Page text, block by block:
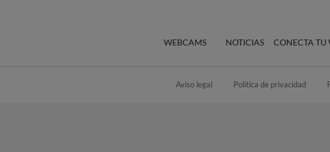
WEBCAMS NOTICIAS CONECTA TU
Aviso legal Política de privacidad